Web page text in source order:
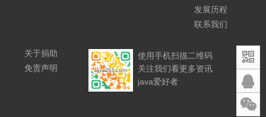
发展历程
联系我们
关于捐助
免责声明
使用手机扫描二维码
关注我们看更多资讯
java爱好者